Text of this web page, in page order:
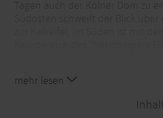
eine Pause an, wenn Sie
Runde B, "Schöne Aussicht",
der Name ist dort Programm.
mehr lesen